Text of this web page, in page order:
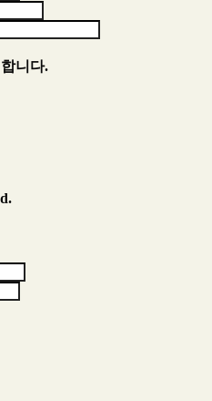
니다.